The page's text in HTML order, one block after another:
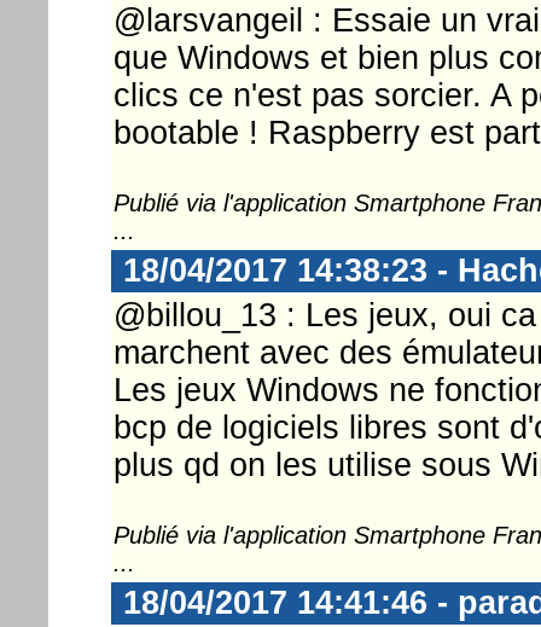
@larsvangeil : Essaie un
que Windows et bien plus
clics ce n'est pas sorcier. A
bootable ! Raspberry est
Publié via l'application Smartphone
...
18/04/2017 14:38:23 -
@billou_13 : Les jeux, oui
marchent avec des
Les jeux Windows ne
bcp de logiciels libres sont
plus qd on les utilise sous
Publié via l'application Smartphone
...
18/04/2017 14:41:46 -